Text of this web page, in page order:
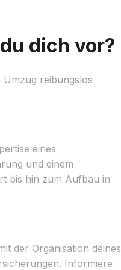
dich vor?
reibungslos
eines
und einem
bis hin zum Aufbau in
der Organisation deines
Informiere